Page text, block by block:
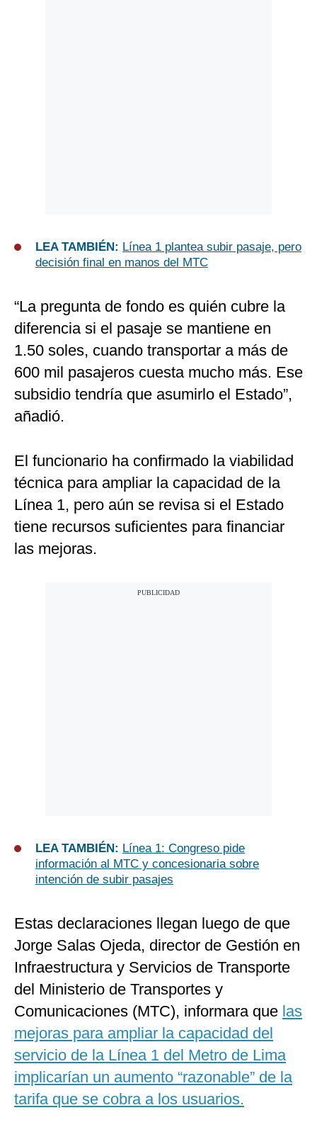
LEA TAMBIÉN: Línea 1 plantea subir pasaje, pero
decisión final en manos del MTC
“La pregunta de fondo es quién cubre la
diferencia si el pasaje se mantiene en
1.50 soles, cuando transportar a más de
600 mil pasajeros cuesta mucho más. Ese
subsidio tendría que asumirlo el Estado”,
añadió.
El funcionario ha confirmado la viabilidad
técnica para ampliar la capacidad de la
Línea 1, pero aún se revisa si el Estado
tiene recursos suficientes para financiar
las mejoras.
LEA TAMBIÉN: Línea 1: Congreso pide
información al MTC y concesionaria sobre
intención de subir pasajes
Estas declaraciones llegan luego de que
Jorge Salas Ojeda, director de Gestión en
Infraestructura y Servicios de Transporte
del Ministerio de Transportes y
Comunicaciones (MTC), informara que las
mejoras para ampliar la capacidad del
servicio de la Línea 1 del Metro de Lima
implicarían un aumento “razonable” de la
tarifa que se cobra a los usuarios.